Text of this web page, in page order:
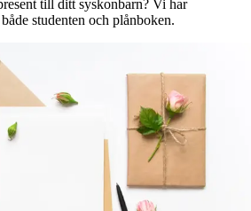
till ditt syskonbarn? Vi har
studenten och plånboken.